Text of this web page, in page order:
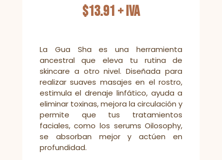
$13.91+ IVA
La Gua Sha es una herramienta
ancestral que eleva tu rutina de
skincare a otro nivel. Diseñada para
realizar suaves masajes en el rostro,
estimula el drenaje linfático, ayuda a
eliminar toxinas, mejora la circulación y
permite que tus tratamientos
faciales, como los serums Oilosophy,
se absorban mejor y actúen en
profundidad.